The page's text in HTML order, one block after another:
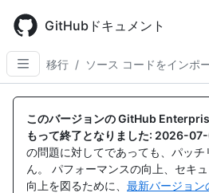
main
content
GitHubドキュメント
移行 / ソース コードをインポ
このバージョンの GitHub
もって終了となりました: 2026-07-
の問題に対してであっても、パッ
ん。 パフォーマンスの向上、セキ
向上を図るために、 最新バージョ